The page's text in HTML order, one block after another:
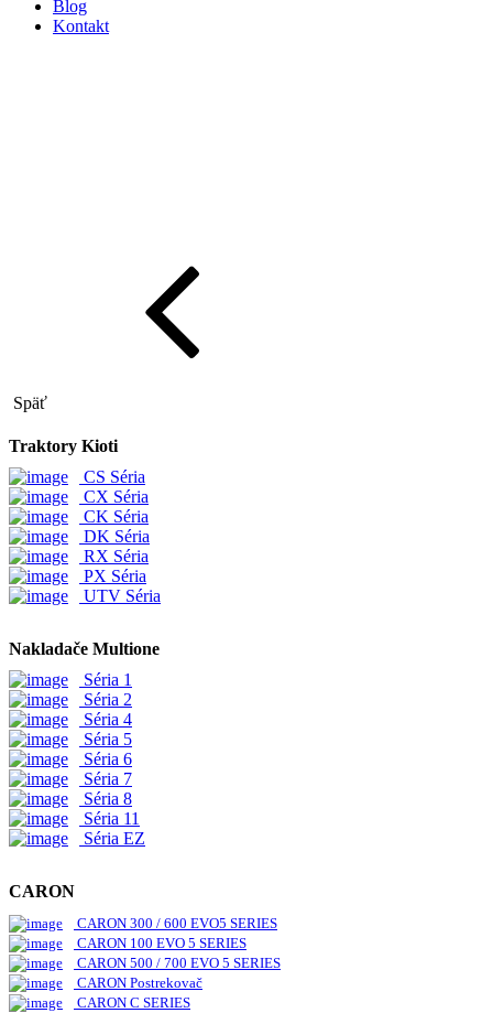
Blog
Kontakt
Späť
Traktory Kioti
CS Séria
CX Séria
CK Séria
DK Séria
RX Séria
PX Séria
UTV Séria
Nakladače Multione
Séria 1
Séria 2
Séria 4
Séria 5
Séria 6
Séria 7
Séria 8
Séria 11
Séria EZ
CARON
CARON 300 / 600 EVO5 SERIES
CARON 100 EVO 5 SERIES
CARON 500 / 700 EVO 5 SERIES
CARON Postrekovač
CARON C SERIES